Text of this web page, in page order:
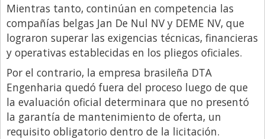
Mientras tanto, continúan en competencia las
compañías belgas Jan De Nul NV y DEME NV, que
lograron superar las exigencias técnicas, financieras
y operativas establecidas en los pliegos oficiales.
Por el contrario, la empresa brasileña DTA
Engenharia quedó fuera del proceso luego de que
la evaluación oficial determinara que no presentó
la garantía de mantenimiento de oferta, un
requisito obligatorio dentro de la licitación.